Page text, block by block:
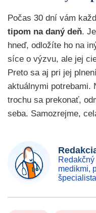
Počas 30 dní vám
tipom na daný deň.
hneď, odložíte ho na
síce o výzvu, ale jej
Preto sa aj pri jej
aktuálnymi potrebami.
trochu sa prekonať,
seba. Samozrejme,
medikmi,